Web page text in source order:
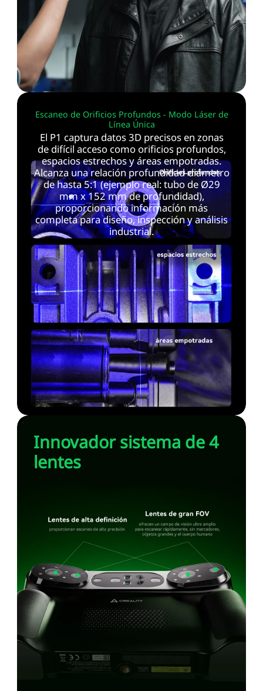
Escaneo de Orificios Profundos - Modo Láser de
Línea Única
El P1 captura datos 3D precisos en zonas
de difícil acceso como orificios profundos,
espacios estrechos y áreas empotradas.
Alcanza una relación profundidad-diámetro
de hasta 5:1 (ejemplo real: tubo de Ø29
mm x 152 mm de profundidad),
proporcionando información más
completa para diseño, inspección y análisis
industrial.
Innovador sistema de 4
lentes